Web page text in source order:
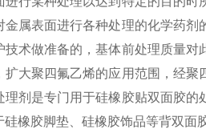
金属表面进行各种处理的化学药
技术做准备的，基体前处理质量
扩大聚四氟乙烯的应用范围，经
理剂是专门用于硅橡胶贴双面胶
橡胶脚垫、硅橡胶饰品等背双面